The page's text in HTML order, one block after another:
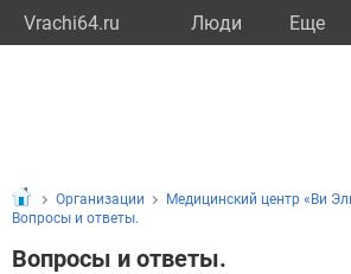
Vrachi64.ru Люди Eще
Организации Медицинский центр «Ви
Вопросы и ответы.
Вопросы и ответы.